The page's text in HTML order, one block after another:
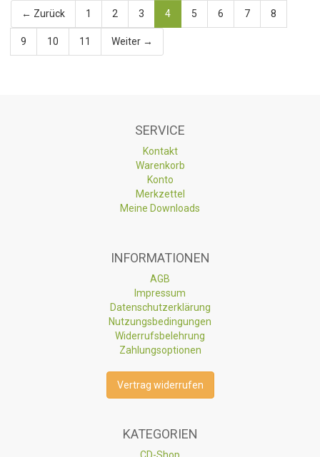
← Zurück 1 2 3 4 5 6 7 8
9 10 11 Weiter →
SERVICE
Kontakt
Warenkorb
Konto
Merkzettel
Meine Downloads
INFORMATIONEN
AGB
Impressum
Datenschutzerklärung
Nutzungsbedingungen
Widerrufsbelehrung
Zahlungsoptionen
Vertrag widerrufen
KATEGORIEN
CD-Shop